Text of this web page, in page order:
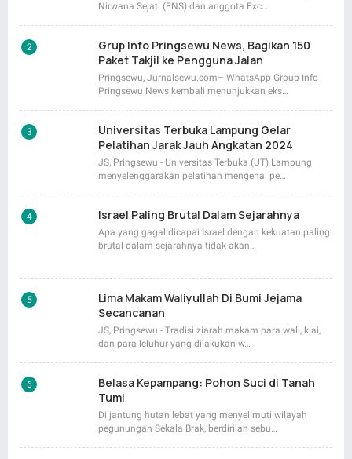
Nirwana Sejati (ENS) dan anggota Exc…
Grup Info Pringsewu News, Bagikan 150
Paket Takjil ke Pengguna Jalan
Pringsewu, Jurnalsewu.com– WhatsApp Group Info
Pringsewu News kembali menunjukkan eks…
Universitas Terbuka Lampung Gelar
Pelatihan Jarak Jauh Angkatan 2024
JS, Pringsewu - Universitas Terbuka (UT) Lampung
menyelenggarakan pelatihan mengenai pe…
Israel Paling Brutal Dalam Sejarahnya
Apa yang gagal dicapai Israel dengan kekuatan paling
brutal dalam sejarahnya tidak akan…
Lima Makam Waliyullah Di Bumi Jejama
Secancanan
JS, Pringsewu - Tradisi ziarah makam para wali, kiai,
dan para leluhur yang dilakukan w…
Belasa Kepampang: Pohon Suci di Tanah
Tumi
Di jantung hutan lebat yang menyelimuti wilayah
pegunungan Sekala Brak, berdirilah sebu…